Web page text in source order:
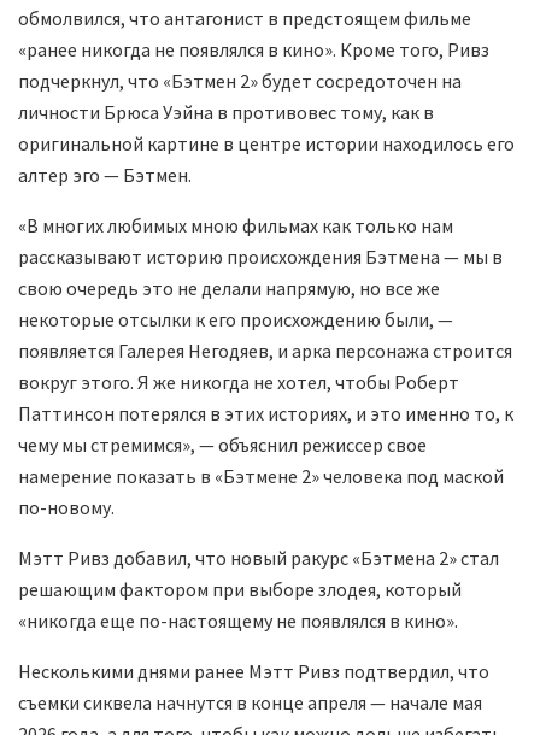
обмолвился, что антагонист в предстоящем фильме
«ранее никогда не появлялся в кино». Кроме того, Ривз
подчеркнул, что «Бэтмен 2» будет сосредоточен на
личности Брюса Уэйна в противовес тому, как в
оригинальной картине в центре истории находилось его
алтер эго — Бэтмен.
«В многих любимых мною фильмах как только нам
рассказывают историю происхождения Бэтмена — мы в
свою очередь это не делали напрямую, но все же
некоторые отсылки к его происхождению были, —
появляется Галерея Негодяев, и арка персонажа строится
вокруг этого. Я же никогда не хотел, чтобы Роберт
Паттинсон потерялся в этих историях, и это именно то, к
чему мы стремимся», — объяснил режиссер свое
намерение показать в «Бэтмене 2» человека под маской
по-новому.
Мэтт Ривз добавил, что новый ракурс «Бэтмена 2» стал
решающим фактором при выборе злодея, который
«никогда еще по-настоящему не появлялся в кино».
Несколькими днями ранее Мэтт Ривз подтвердил, что
съемки сиквела начнутся в конце апреля — начале мая